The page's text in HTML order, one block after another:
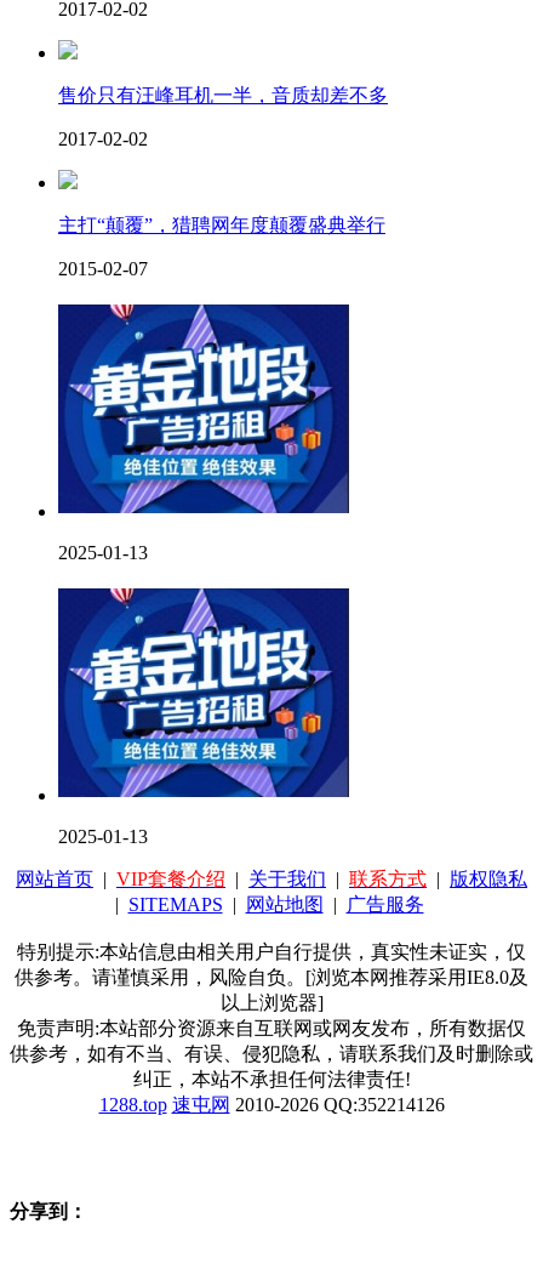
2017-02-02
售价只有汪峰耳机一半，音质却差不多
2017-02-02
主打“颠覆”，猎聘网年度颠覆盛典举行
2015-02-07
2025-01-13
2025-01-13
网站首页 | VIP套餐介绍 | 关于我们 | 联系方式 | 版权隐私
| SITEMAPS | 网站地图 | 广告服务
特别提示:本站信息由相关用户自行提供，真实性未证实，仅
供参考。请谨慎采用，风险自负。[浏览本网推荐采用IE8.0及
以上浏览器]
免责声明:本站部分资源来自互联网或网友发布，所有数据仅
供参考，如有不当、有误、侵犯隐私，请联系我们及时删除或
纠正，本站不承担任何法律责任!
1288.top 速屯网 2010-2026 QQ:352214126
分享到：